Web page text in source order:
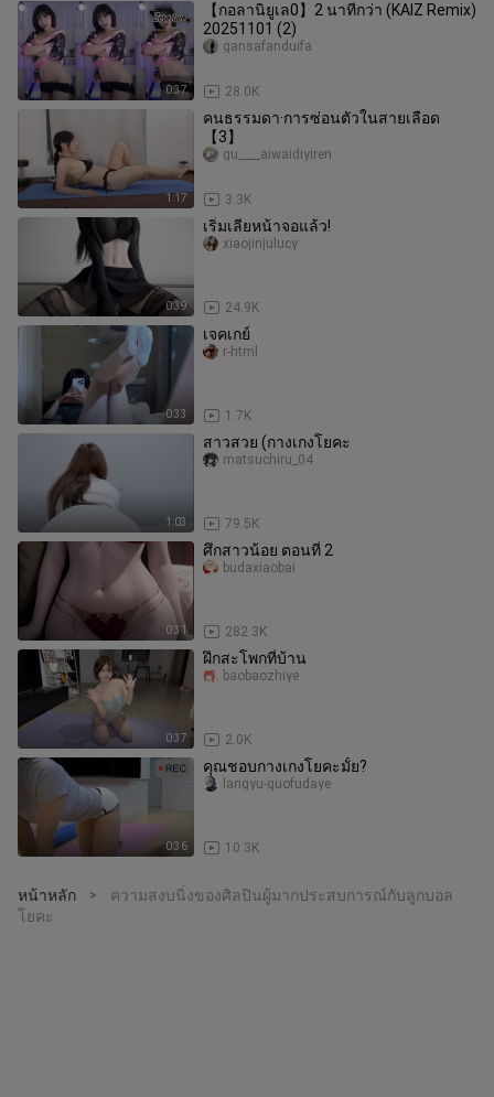
0:37
【กอลานิยูเล0】2 นาทีกว่า (KAIZ Remix)
20251101 (2)
28.0K
gansafanduifa
1:17
คนธรรมดา·การซ่อนตัวในสายเลือด
【3】
3.3K
gu____aiwaidiyiren
0:39
เริ่มเลียหน้าจอแล้ว!
24.9K
xiaojinjulucy
0:33
เจคเกย์
1.7K
r-html
1:03
สาวสวย (กางเกงโยคะ
79.5K
matsuchiru_04
0:31
ศึกสาวน้อย ตอนที่ 2
282.3K
budaxiaobai
0:37
ฝึกสะโพกที่บ้าน
2.0K
baobaozhiye
0:36
คุณชอบกางเกงโยคะมั้ย?
10.3K
langyu-guofudaye
หน้าหลัก >
ความสงบนิ่งของศิลปินผู้มากประสบการณ์กับลูกบอล
โยคะ